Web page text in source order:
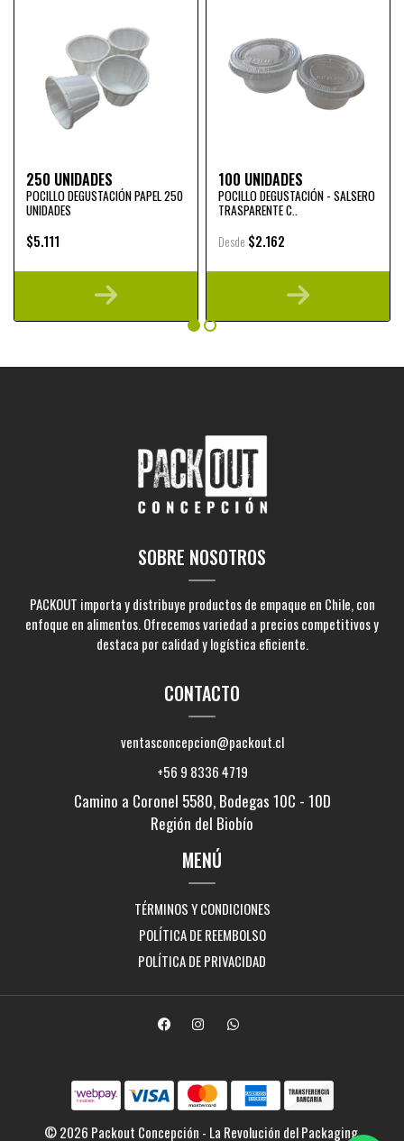
250 UNIDADES
POCILLO DEGUSTACIÓN PAPEL 250
UNIDADES
$5.111
100 UNIDADES
POCILLO DEGUSTACIÓN - SALSERO
TRASPARENTE C..
Desde $2.162
SOBRE NOSOTROS
PACKOUT importa y distribuye productos de empaque en Chile, con
enfoque en alimentos. Ofrecemos variedad a precios competitivos y
destaca por calidad y logística eficiente.
CONTACTO
ventasconcepcion@packout.cl
+56 9 8336 4719
Camino a Coronel 5580, Bodegas 10C - 10D
Región del Biobío
MENÚ
TÉRMINOS Y CONDICIONES
POLÍTICA DE REEMBOLSO
POLÍTICA DE PRIVACIDAD
© 2026 Packout Concepción - La Revolución del Packaging.